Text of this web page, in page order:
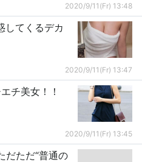
2020/9/11(Fr) 13:48
してくるデカ
2020/9/11(Fr) 13:47
チ美女！！
2020/9/11(Fr) 13:45
だただ“普通の